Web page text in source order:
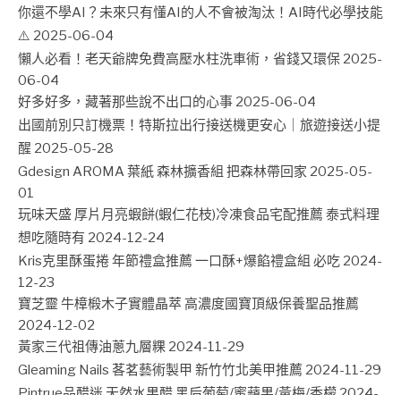
你還不學AI？未來只有懂AI的人不會被淘汰！AI時代必學技能
⚠️ 2025-06-04
懶人必看！老天爺牌免費高壓水柱洗車術，省錢又環保 2025-
06-04
好多好多，藏著那些說不出口的心事 2025-06-04
出國前別只訂機票！特斯拉出行接送機更安心｜旅遊接送小提
醒 2025-05-28
Gdesign AROMA 葉紙 森林擴香組 把森林帶回家 2025-05-
01
玩味天盛 厚片月亮蝦餅(蝦仁花枝)冷凍食品宅配推薦 泰式料理
想吃隨時有 2024-12-24
Kris克里酥蛋捲 年節禮盒推薦 一口酥+爆餡禮盒組 必吃 2024-
12-23
寶芝靈 牛樟椴木子實體晶萃 高濃度國寶頂級保養聖品推薦
2024-12-02
黃家三代祖傳油蔥九層粿 2024-11-29
Gleaming Nails 茖茗藝術製甲 新竹竹北美甲推薦 2024-11-29